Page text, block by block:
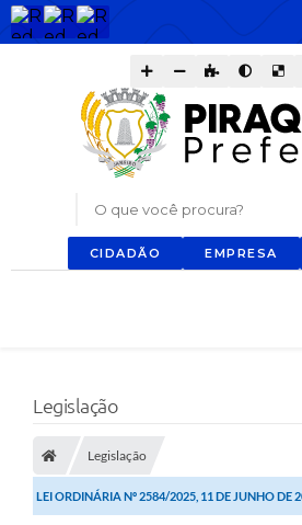
O que você procura?
CIDADÃO EMPRESA
Legislação
Legislação
LEI ORDINÁRIA Nº 2584/2025, 11 DE JUNHO DE